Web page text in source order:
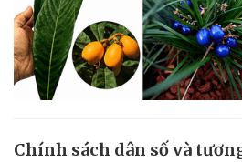
Chính sách dân số và